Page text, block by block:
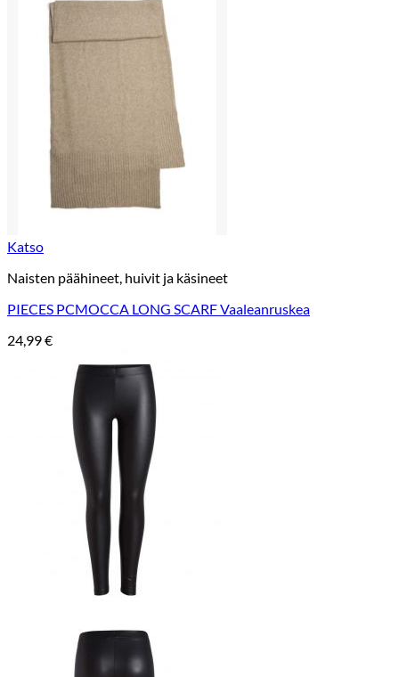
Takaisin kauppaan
Katso
Naisten päähineet, huivit ja käsineet
PIECES PCMOCCA LONG SCARF Vaaleanruskea
24,99€